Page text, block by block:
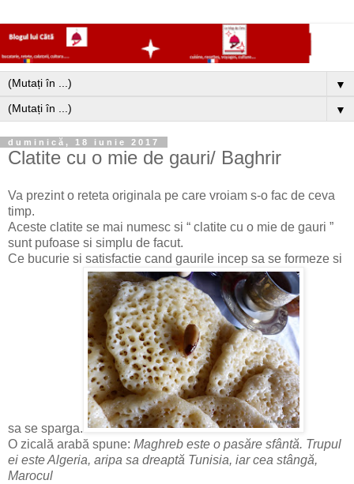
▼
▼
duminică, 18 iunie 2017
Clatite cu o mie de gauri/ Baghrir
Va prezint o reteta originala pe care vroiam s-o fac de ceva
timp.
Aceste clatite se mai numesc si “ clatite cu o mie de gauri ”
sunt pufoase si simplu de facut.
Ce bucurie si satisfactie cand gaurile incep sa se formeze si
sa se sparga.
O zicală arabă spune: Maghreb este o pasăre sfântă. Trupul
ei este Algeria, aripa sa dreaptă Tunisia, iar cea stângă,
Marocul